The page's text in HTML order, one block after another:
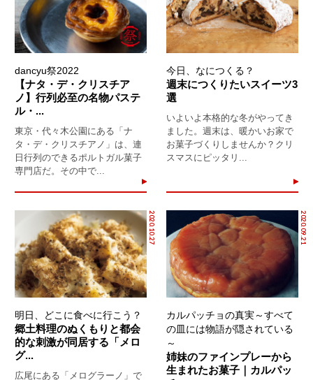
dancyu祭2022
【ナタ・デ・クリスチア
ノ】行列必至の名物パステ
ル・...
東京・代々木公園にある「ナ
タ・デ・クリスチアノ」は、連
日行列のできるポルトガル菓子
専門店だ。その中で...
今日、なにつくる？
週末につくりたいスイーツ3
選
いよいよ本格的な冬がやってき
ました。週末は、暖かいお家で
お菓子づくりしませんか？クリ
スマスにピッタリ...
2020.10.27
明日、どこに食べに行こう？
郷土料理のぬくもりと都会
的な刺激が同居する「メロ
グ...
広尾にある「メログラーノ」で
2020.09.21
カルパッチョの真実～すべて
の皿には物語が隠されている
～
姉妹のファインプレーから
生まれたお菓子｜カルパッ